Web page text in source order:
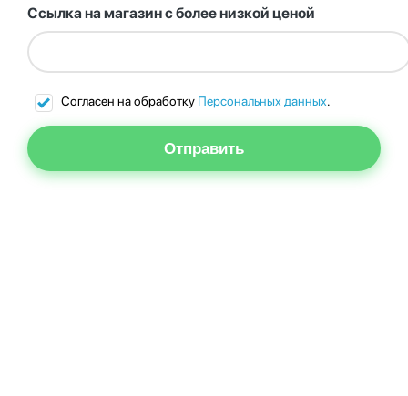
Ссылка на магазин с более низкой ценой
Согласен на обработку Персональных данных.
Отправить